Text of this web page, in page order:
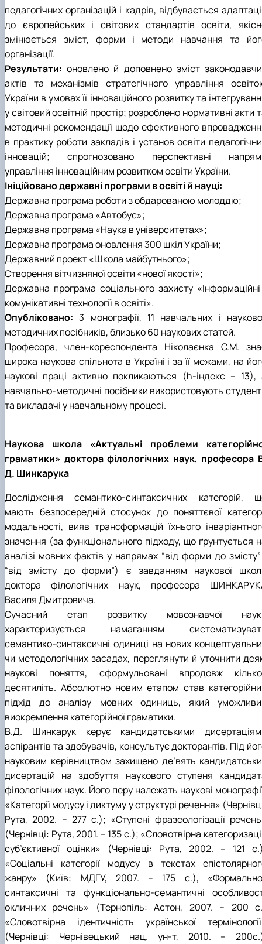
Кафедра англійської філології
Кафедра фізичної культури і спорту
Кафедра філософії та міжнародної
комунікації
Кафедра культурології
педагогічних організацій і кадрів, відбувається
до європейських і світових стандартів освіти,
змінюється зміст, форми і методи навчання та
організації.
Результати: оновлено й доповнено зміст
актів та механізмів стратегічного управління
України в умовах її інноваційного розвитку та
у світовий освітній простір; розроблено нормативні акти
методичні рекомендації щодо ефективного
в практику роботи закладів і установ освіти
інновацій; спрогнозовано перспективні
управління інноваційним розвитком освіти України.
Ініційовано державні програми в освіті й науці:
Державна програма роботи з обдарованою молоддю;
Державна програма «Автобус»;
Державна програма «Наука в університетах»;
Державна програма оновлення 300 шкіл України;
Державний проект «Школа майбутнього»;
Створення вітчизняної освіти «нової якості»;
Державна програма соціального захисту «Інформаційні
комунікативні технології в освіті».
Опубліковано: 3 монографії, 11 навчальних і
методичних посібників, близько 60 наукових статей.
Професора, член-кореспондента Ніколаєнка С.М.
широка наукова спільнота в Україні і за її межами, на
наукові праці активно покликаються (h-індекс – 13),
навчально-методичні посібники використовують
та викладачі у навчальному процесі.
Наукова школа «Актуальні проблеми
граматики» доктора філологічних наук, професора
Д. Шинкарука
Дослідження семантико-синтаксичних категорій,
мають безпосередній стосунок до поняттєвої
модальності, вияв трансформацій їхнього
значення (за функціонального підходу, що ґрунтується
аналізі мовних фактів у напрямах “від форми до змісту”
“від змісту до форми”) є завданням наукової
доктора філологічних наук, професора
Василя Дмитровича.
Сучасний етап розвитку мовознавчої
характеризується намаганням
семантико-синтаксичні одиниці на нових
чи методологічних засадах, переглянути й уточнити
наукові поняття, сформульовані впродовж
десятиліть. Абсолютно новим етапом став
підхід до аналізу мовних одиниць, який
виокремлення категорійної граматики.
В.Д. Шинкарук керує кандидатськими
аспірантів та здобувачів, консультує докторантів. Під
науковим керівництвом захищено де’вять
дисертацій на здобуття наукового ступеня
філологічних наук. Його перу належать наукові
«Категорії модусу і диктуму у структурі речення»
Рута, 2002. – 277 с.); «Ступені фразеологізації
(Чернівці: Рута, 2001. – 135 с.); «Словотвірна
суб’єктивної оцінки» (Чернівці: Рута, 2002. – 121
«Соціальні категорії модусу в текстах
жанру» (Київ: МДГУ, 2007. – 175 с.),
синтаксичні та функціонально-семантичні
окличних речень» (Тернопіль: Астон, 2007. – 200
«Словотвірна ідентичність української
(Чернівці: Чернівецький нац. ун-т, 2010. –